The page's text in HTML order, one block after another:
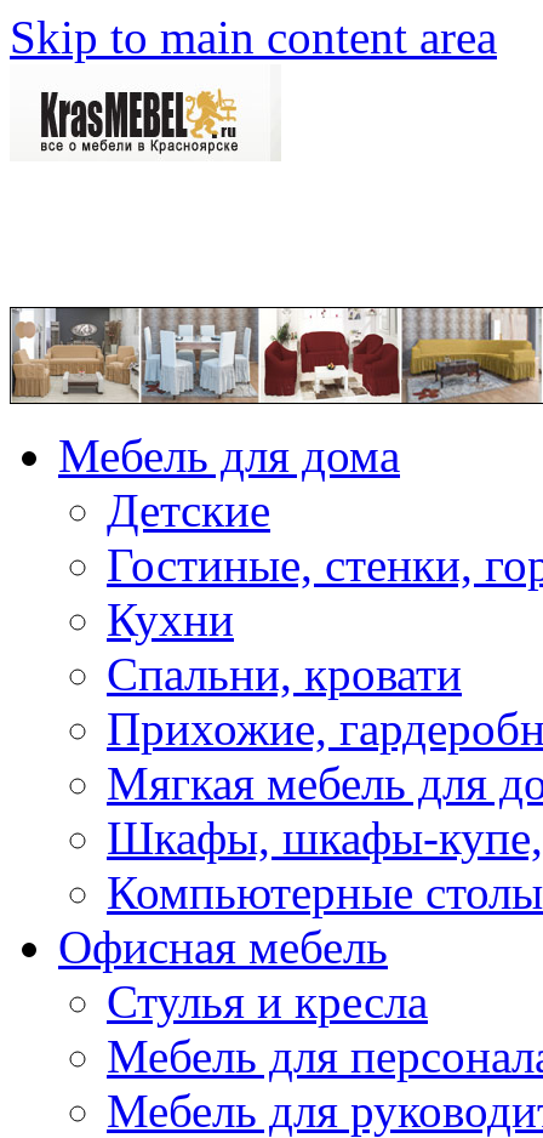
Skip to main content area
Мебель для дома
Детские
Гостиные, стенки,
Кухни
Спальни, кровати
Прихожие,
Мягкая мебель для
Шкафы, шкафы-купе,
Компьютерные столы
Офисная мебель
Стулья и кресла
Мебель для
Мебель для